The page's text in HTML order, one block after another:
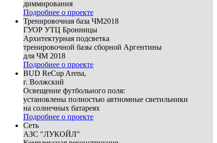
диммирования
Подробнее о проекте
Тренировочная база ЧМ2018
ГУОР УТЦ Бронницы
Архитектурная подсветка
тренировочной базы сборной Аргентины
для ЧМ 2018
Подробнее о проекте
BUD ReCup Arena,
г. Волжский
Освещение футбольного поля:
установлены полностью автномные светильники
на солнечных батареях
Подробнее о проекте
Сеть
АЗС "ЛУКОЙЛ"